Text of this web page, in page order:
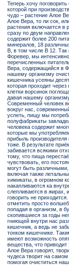
Теперь хочу
которой при
чудо – растение Алое
Алое Вера, то ли сок,
растения включается в
сразу по двум
содержит более 200
минералов, 18
В, в том числе В 12. Так
Форевер, мы
перечисленных
Вера, содержащийся в
нашему организму
кишечника усеяны
которая проходит
клетки ворсинок
давая нашему
Современный человек
вокруг нас,
успеть, пищу мы
полуфабрикаты
человека содержит
которые мы
прибыль производителя
тоже. В результате
забивается всякими
тому, что пища
чувствовать, его
могут быть
включая также
химикаты, в огромном
накапливаются ка
слепливаются в жирах,
говорить не
отметить просто
попадая в организм, в
скопившиеся за годы
гниющей внутри нас
кишечник, а ведь не
тонком кишечнике.
имеют возможность
вещества, что
Алое Вера говорят,
чудеса творит на
помогая очиститься